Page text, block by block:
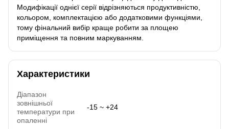
Модифікації однієї серії відрізняються продуктивністю,
кольором, комплектацією або додатковими функціями,
тому фінальний вибір краще робити за площею
приміщення та повним маркуванням.
Характеристики
Діапазон
зовнішньої
температури при
опаленні
-15 ~ +24